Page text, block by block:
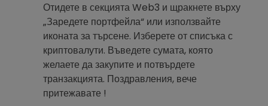
Отидете в секцията Web3 и щракнете върху
„Заредете портфейла“ или използвайте
иконата за търсене. Изберете от списъка с
криптовалути. Въведете сумата, която
желаете да закупите и потвърдете
транзакцията. Поздравления, вече
притежавате !